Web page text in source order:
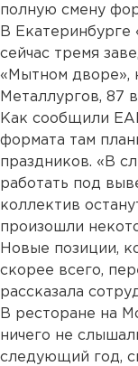
полную смену
В Екатеринбурге
сейчас тремя
«Мытном дворе»,
Металлургов, 87
Как сообщили
формата там
праздников. «В
работать под
коллектив
произошли
Новые позиции,
скорее всего,
рассказала
В ресторане на
ничего не
следующий год,